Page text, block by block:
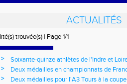
ACTUALITÉS
trouvée(s) | Page 1/1
>
Soixante-quinze athlètes de l'Indre et
régionaux de cross-country 2021
>
Deux médailles en championnats de
>
Deux médailles pour l'A3 Tours à la